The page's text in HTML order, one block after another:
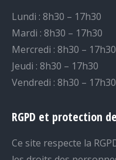
new
window
Lundi : 8h30 – 17h30
Mardi : 8h30 – 17h30
Mercredi : 8h30 – 17h30
Jeudi : 8h30 – 17h30
Vendredi : 8h30 – 17h30
RGPD et protection
Ce site respecte la